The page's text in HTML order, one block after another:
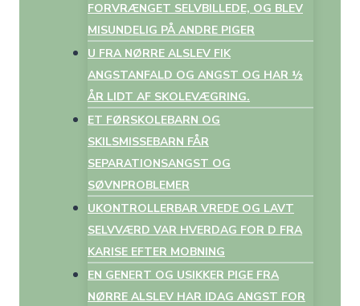
FORVRÆNGET SELVBILLEDE, OG BLEV
MISUNDELIG PÅ ANDRE PIGER
U FRA NØRRE ALSLEV FIK
ANGSTANFALD OG ANGST OG HAR ½
ÅR LIDT AF SKOLEVÆGRING.
ET FØRSKOLEBARN OG
SKILSMISSEBARN FÅR
SEPARATIONSANGST OG
SØVNPROBLEMER
UKONTROLLERBAR VREDE OG LAVT
SELVVÆRD VAR HVERDAG FOR D FRA
KARISE EFTER MOBNING
EN GENERT OG USIKKER PIGE FRA
NØRRE ALSLEV HAR IDAG ANGST FOR